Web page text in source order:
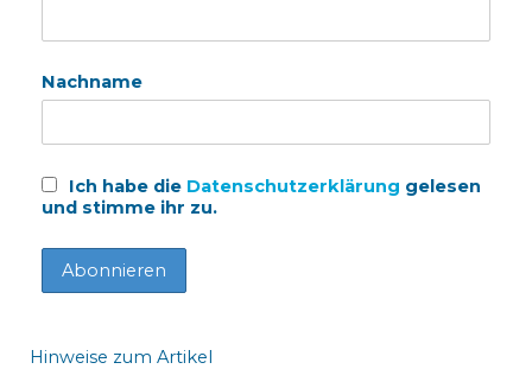
Nachname
Ich habe die Datenschutzerklärung gelesen
und stimme ihr zu.
Hinweise zum Artikel